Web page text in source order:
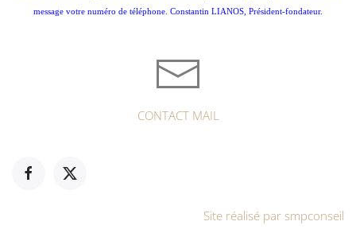
message votre numéro de téléphone. Constantin LIANOS, Président-fondateur.
CONTACT MAIL
Site réalisé par smpconseil